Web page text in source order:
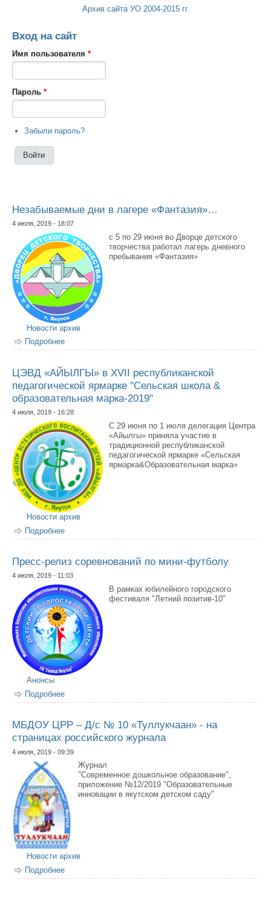
Архив сайта УО 2004-2015 гг.
Вход на сайт
Имя пользователя *
Пароль *
Забыли пароль?
Незабываемые дни в лагере «Фантазия»…
4 июля, 2019 - 18:07
с 5 по 29 июня во Дворце детского
творчества работал лагерь дневного
пребывания «Фантазия»
Новости архив
Подробнее
ЦЭВД «АЙЫЛГЫ» в XVII республиканской
педагогической ярмарке "Сельская школа &
образовательная марка-2019"
4 июля, 2019 - 16:28
С 29 июня по 1 июля делегация Центра
«Айылгы» приняла участие в
традиционной республиканской
педагогической ярмарке «Сельская
ярмарка&Образовательная марка»
Новости архив
Подробнее
педагогической ярмарке "Сельская школа &
Пресс-релиз соревнований по мини-футболу
4 июля, 2019 - 11:03
В рамках юбилейного городского
фестиваля "Летний позитив-10"
Анонсы
Подробнее
МБДОУ ЦРР – Д/с № 10 «Туллукчаан» - на
страницах российского журнала
4 июля, 2019 - 09:39
Журнал
"Современное дошкольное образование",
приложение №12/2019 "Образовательные
инновации в якутском детском саду"
Новости архив
Подробнее
страницах российского журнала